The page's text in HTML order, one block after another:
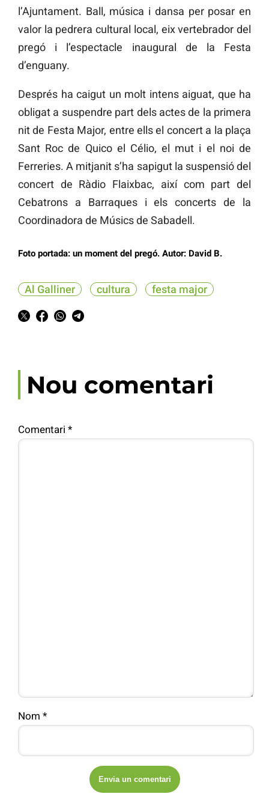
l’Ajuntament. Ball, música i dansa per posar en
valor la pedrera cultural local, eix vertebrador del
pregó i l’espectacle inaugural de la Festa
d’enguany.
Després ha caigut un molt intens aiguat, que ha
obligat a suspendre part dels actes de la primera
nit de Festa Major, entre ells el concert a la plaça
Sant Roc de Quico el Célio, el mut i el noi de
Ferreries. A mitjanit s’ha sapigut la suspensió del
concert de Ràdio Flaixbac, així com part del
Cebatrons a Barraques i els concerts de la
Coordinadora de Músics de Sabadell.
Foto portada: un moment del pregó. Autor: David B.
Al Galliner cultura festa major
Nou comentari
Comentari *
Nom *